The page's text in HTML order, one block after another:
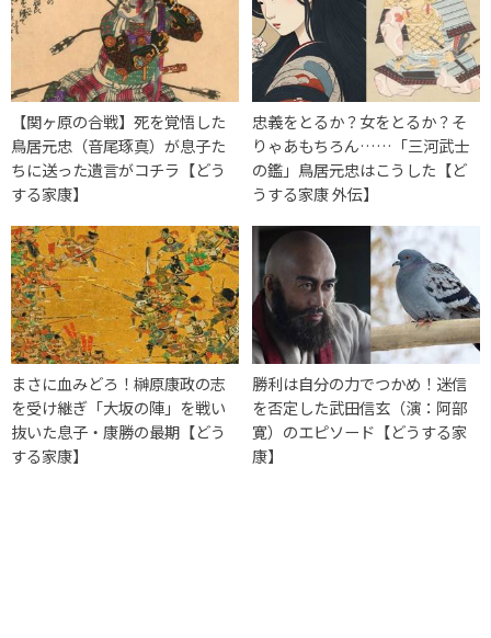
【関ヶ原の合戦】死を覚悟した
鳥居元忠（音尾琢真）が息子た
ちに送った遺言がコチラ【どう
する家康】
忠義をとるか？女をとるか？そ
りゃあもちろん……「三河武士
の鑑」鳥居元忠はこうした【ど
うする家康 外伝】
まさに血みどろ！榊原康政の志
を受け継ぎ「大坂の陣」を戦い
抜いた息子・康勝の最期【どう
する家康】
勝利は自分の力でつかめ！迷信
を否定した武田信玄（演：阿部
寛）のエピソード【どうする家
康】